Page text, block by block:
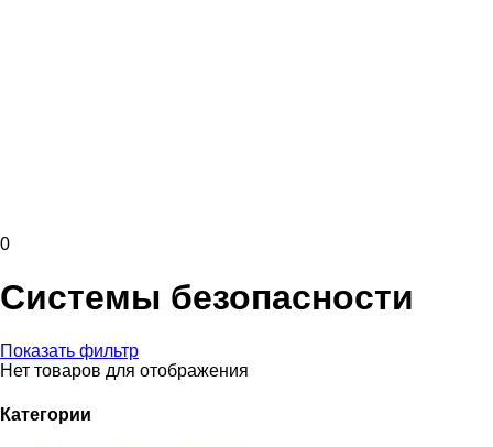
0
Системы безопасности
Показать фильтр
Нет товаров для отображения
Категории